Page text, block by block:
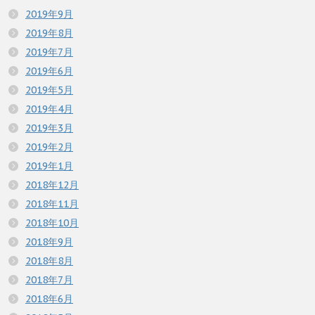
2019年9月
2019年8月
2019年7月
2019年6月
2019年5月
2019年4月
2019年3月
2019年2月
2019年1月
2018年12月
2018年11月
2018年10月
2018年9月
2018年8月
2018年7月
2018年6月